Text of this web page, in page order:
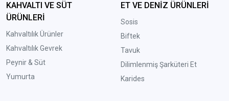
KAHVALTI VE SÜT
ÜRÜNLERİ
Kahvaltılık Ürünler
Kahvaltılık Gevrek
Peynir & Süt
Yumurta
ET VE DENİZ ÜRÜNLERİ
Sosis
Biftek
Tavuk
Dilimlenmiş Şarküteri Et
Karides